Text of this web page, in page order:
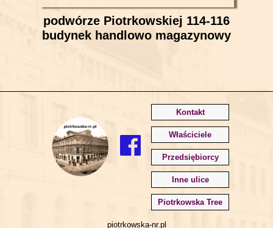
podwórze Piotrkowskiej 114-116
budynek handlowo magazynowy
Kontakt
Właściciele
Przedsiębiorcy
Inne ulice
Piotrkowska Tree
piotrkowska-nr.pl